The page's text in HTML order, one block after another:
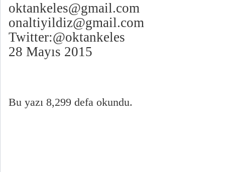
oktankeles@gmail.com
onaltiyildiz@gmail.com
Twitter:@oktankeles
28 Mayıs 2015
Bu yazı 8,299 defa okundu.